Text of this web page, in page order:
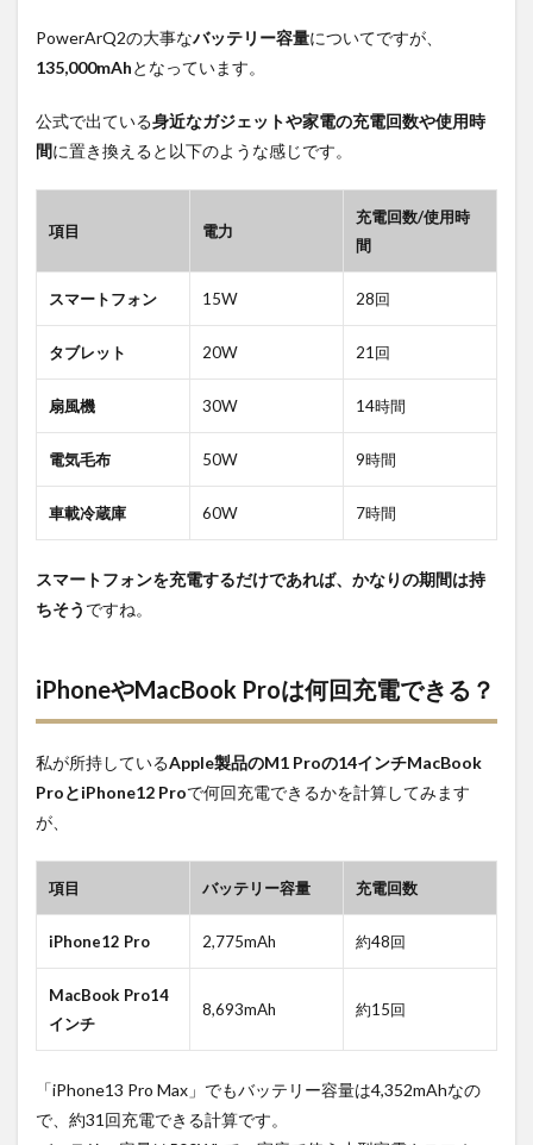
PowerArQ2の大事なバッテリー容量についてですが、
135,000mAhとなっています。
公式で出ている身近なガジェットや家電の充電回数や使用時
間に置き換えると以下のような感じです。
項目 電力
充電回数/使用時
間
スマートフォン 15W 28回
タブレット 20W 21回
扇風機 30W 14時間
電気毛布 50W 9時間
車載冷蔵庫 60W 7時間
スマートフォンを充電するだけであれば、かなりの期間は持
ちそう ですね。
iPhoneやMacBook Proは何回充電できる？
私が所持しているApple製品のM1 Proの14インチMacBook
ProとiPhone12 Proで何回充電できるかを計算してみます
が、
項目 バッテリー容量 充電回数
iPhone12 Pro 2,775mAh 約48回
MacBook Pro14
インチ
8,693mAh 約15回
「iPhone13 Pro Max」でもバッテリー容量は4,352mAhなの
で、約31回充電できる計算です。